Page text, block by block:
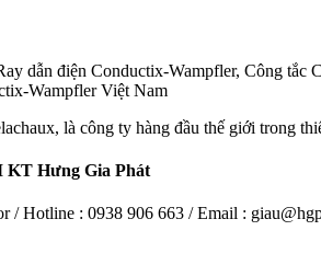
dẫn điện Conductix-Wampfler, Công
Wampfler Việt Nam
là công ty hàng đầu thế giới trong
KT Hưng Gia Phát
/ Hotline : 0938 906 663 / Email :